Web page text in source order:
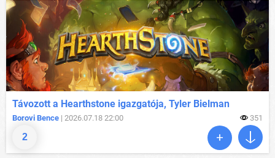
2
Távozott a Hearthstone igazgatója, Tyler Bielman
Borovi Bence | 2026.07.18 22:00 351